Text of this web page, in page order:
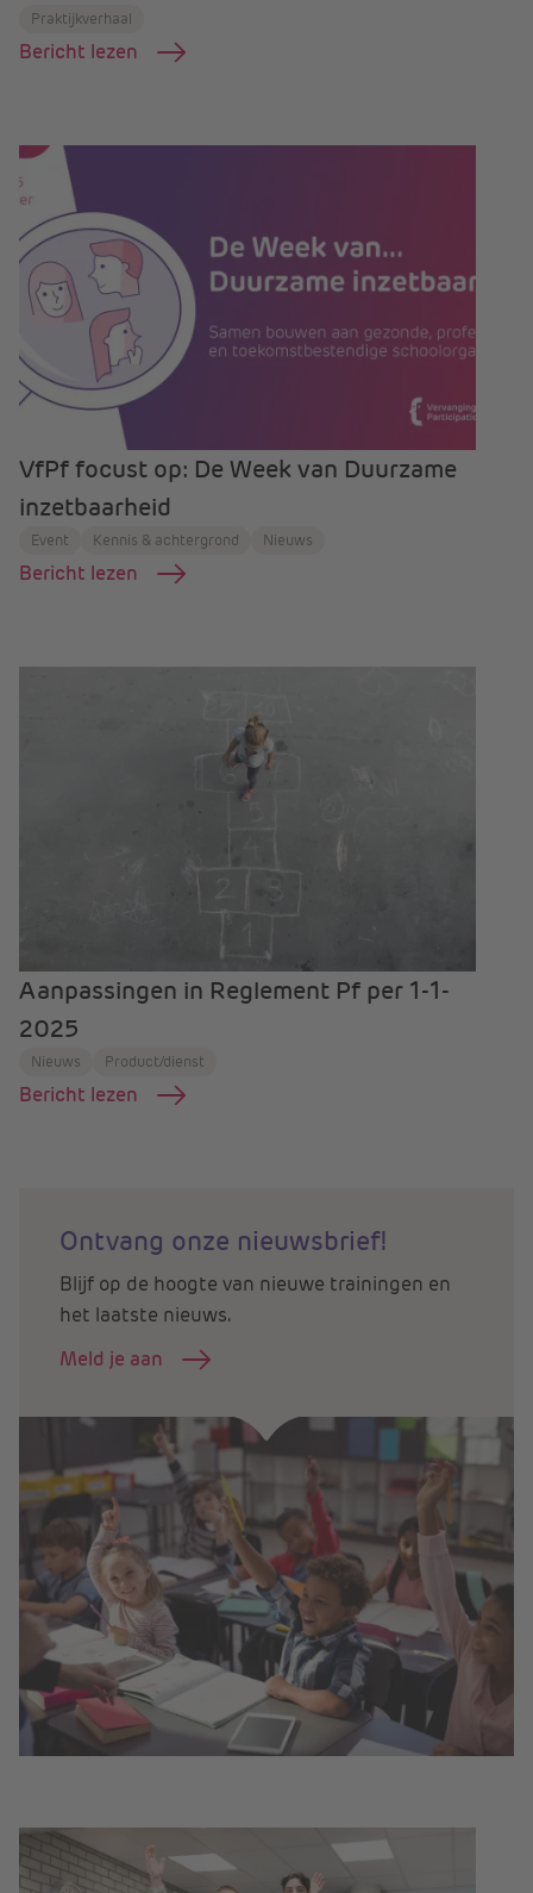
Praktijkverhaal
Bericht lezen
VfPf focust op: De Week van Duurzame
inzetbaarheid
Event Kennis & achtergrond Nieuws
Bericht lezen
Aanpassingen in Reglement Pf per 1-1-
2025
Nieuws Product/dienst
Bericht lezen
Ontvang onze nieuwsbrief!
Blijf op de hoogte van nieuwe trainingen en
het laatste nieuws.
Meld je aan